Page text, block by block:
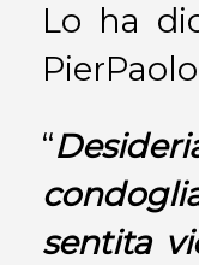
Lo ha
“
sentita